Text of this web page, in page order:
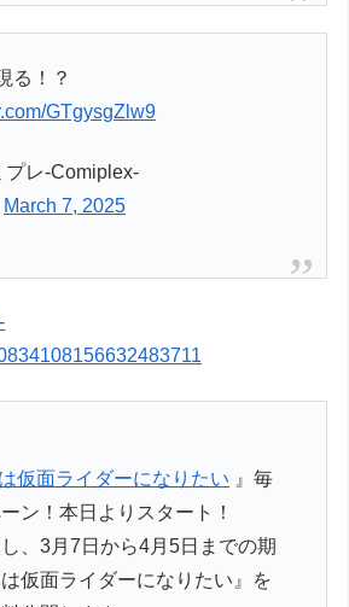
る！？
GTgysgZlw9
レ-Comiplex-
March 7, 2025
仮面ライダーになりたい 』毎
ン！本日よりスタート！
、3月7日から4月5日までの期
仮面ライダーになりたい』を